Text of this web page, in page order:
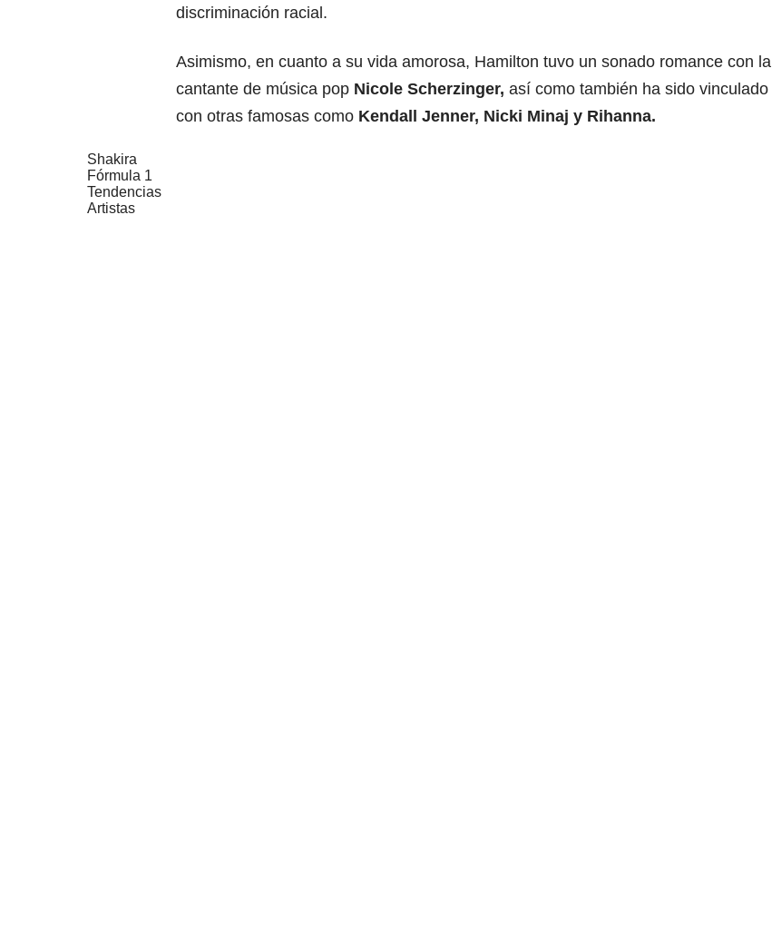
discriminación racial.
Asimismo, en cuanto a su vida amorosa, Hamilton tuvo un sonado romance con la
cantante de música pop Nicole Scherzinger, así como también ha sido vinculado
con otras famosas como Kendall Jenner, Nicki Minaj y Rihanna.
Shakira
Fórmula 1
Tendencias
Artistas